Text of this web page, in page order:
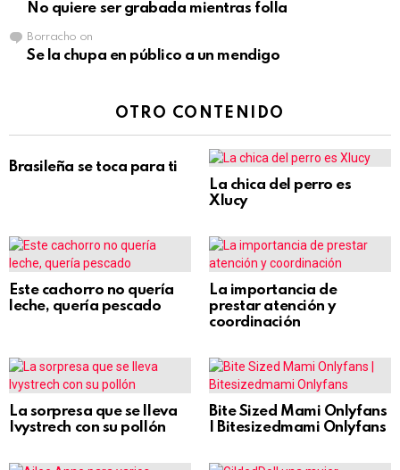
No quiere ser grabada mientras folla
Borracho on
Se la chupa en público a un mendigo
OTRO CONTENIDO
Brasileña se toca para ti
La chica del perro es
Xlucy
Este cachorro no quería
leche, quería pescado
La importancia de
prestar atención y
coordinación
La sorpresa que se lleva
Ivystrech con su pollón
Bite Sized Mami Onlyfans
| Bitesizedmami Onlyfans